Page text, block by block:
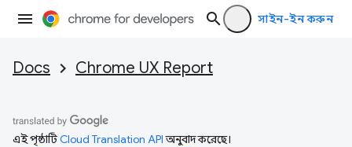
সাইন-ইন করুন
Docs Chrome UX Report
এই পৃষ্ঠাটিCloud Translation APIঅনুবাদ করেছে।